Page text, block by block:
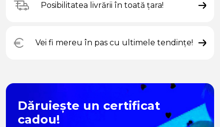
Posibilitatea livrării în toată țara!
Vei fi mereu în pas cu ultimele tendințe!
Dăruiește un certificat
cadou!